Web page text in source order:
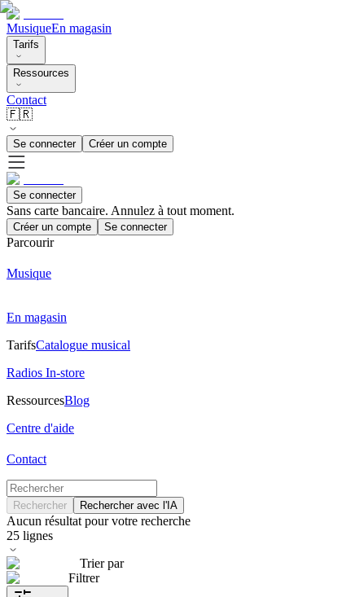
MusiqueEn magasin
Tarifs
Ressources
Contact
🇫🇷
Se connecter Créer un compte
Se connecter
Sans carte bancaire. Annulez à tout moment.
Créer un compte Se connecter
Parcourir
Musique
En magasin
TarifsCatalogue musical
Radios In-store
RessourcesBlog
Centre d'aide
Contact
Rechercher Rechercher avec l'IA
Aucun résultat pour votre recherche
25 lignes
Trier par
Filtrer